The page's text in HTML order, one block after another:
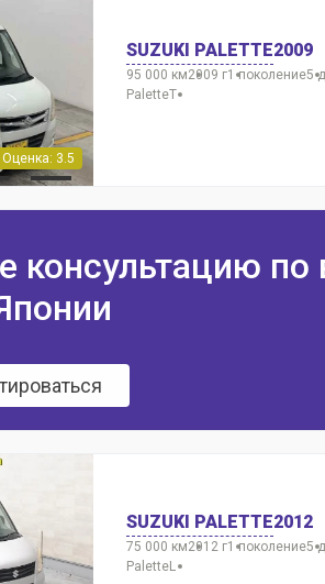
Оценка: 3.5
SUZUKI PALETTE2009
95 000 км2009 г1 поколение5
PaletteT
консультацию
SUZUKI PALETTE2012
75 000 км2012 г1 поколение5
PaletteL